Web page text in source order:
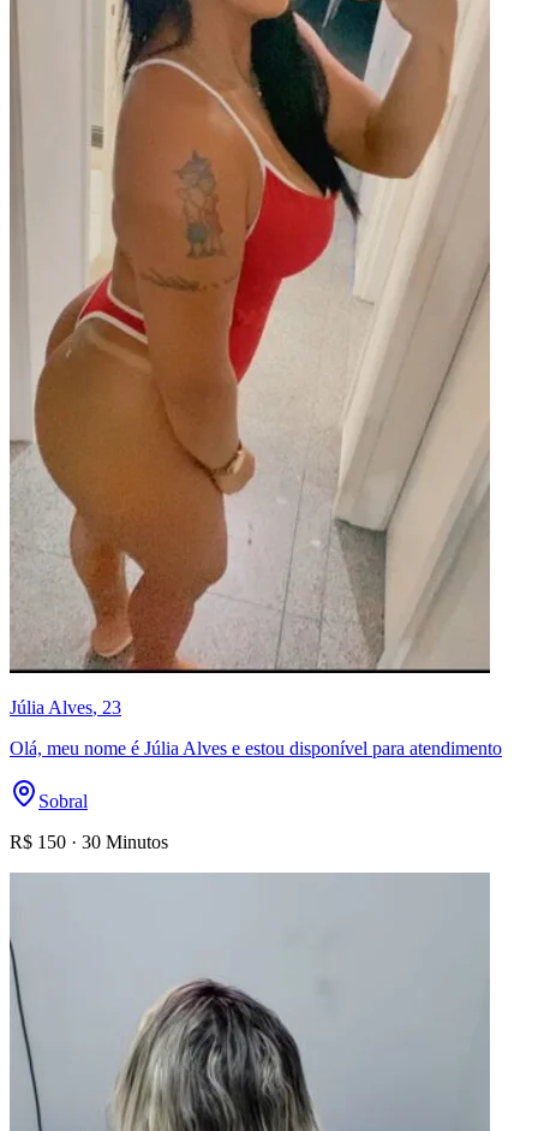
Júlia Alves, 23
Olá, meu nome é Júlia Alves e estou disponível para atendimento
Sobral
R$ 150 · 30 Minutos